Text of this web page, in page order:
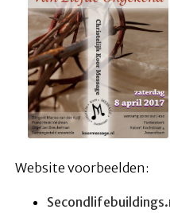
Website voorbeelden: